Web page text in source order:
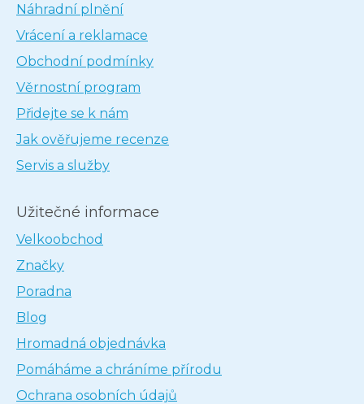
Náhradní plnění
Vrácení a reklamace
Obchodní podmínky
Věrnostní program
Přidejte se k nám
Jak ověřujeme recenze
Servis a služby
Užitečné informace
Velkoobchod
Značky
Poradna
Blog
Hromadná objednávka
Pomáháme a chráníme přírodu
Ochrana osobních údajů